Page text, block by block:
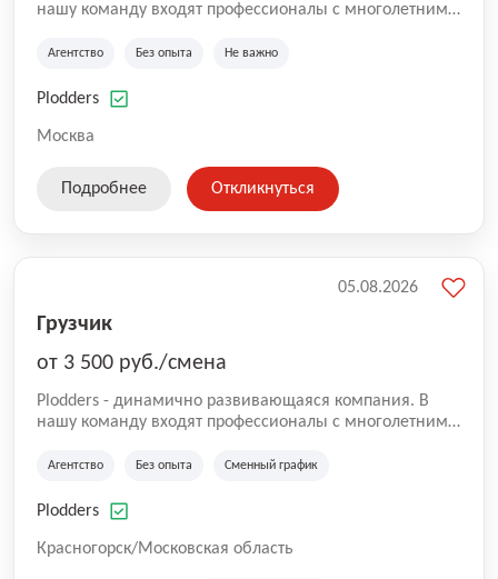
нашу команду входят профессионалы с многолетним
на рынке аутсорсинга, а накопленный опыт позволяют
оказываемых услуг.
Агентство Без опыта Не важно
Plodders
Москва
Подробнее Откликнуться
Грузчик
от 3 500 руб./смена
Plodders - динамично развивающаяся компания. В
нашу команду входят профессионалы с многолетним
на рынке аутсорсинга, а накопленный опыт позволяют
оказываемых услуг.
Агентство Без опыта Сменный график
Plodders
Красногорск/Московская область
05.08.2026